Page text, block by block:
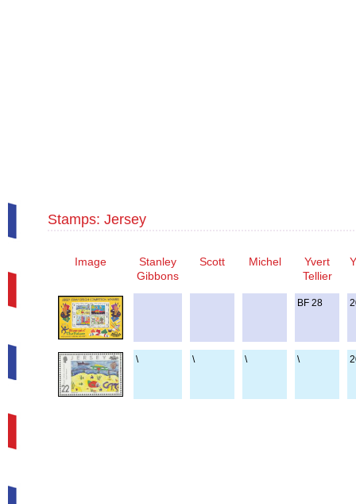
Stamps: Jersey
Image
Stanley
Gibbons
Scott Michel
Yvert
Tellier
BF 28
\ \ \ \